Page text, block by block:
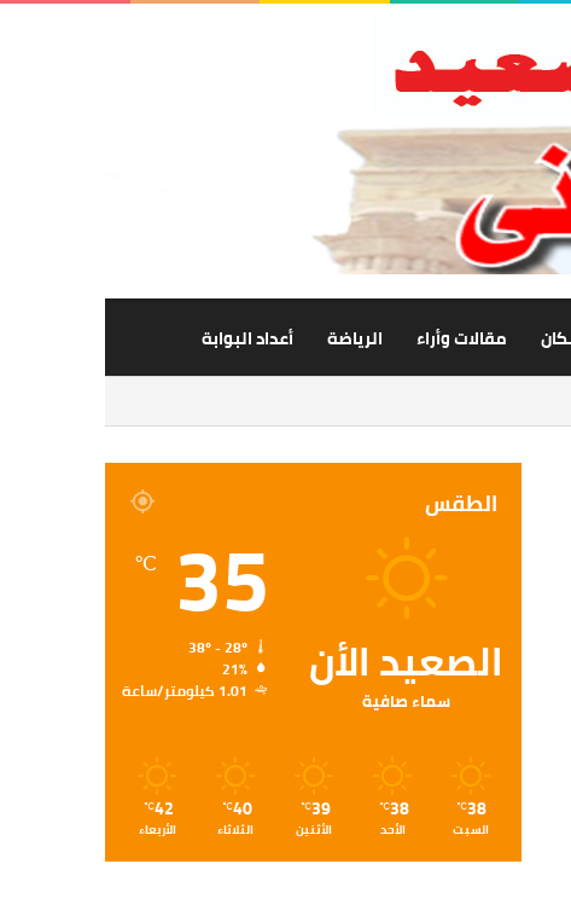
مقالات وأراء الرياضة أعداد البوابة
الطقس
الصعيد الأن
سماء صافية
35
℃
21%
1.01 كيلومتر/ساعة
38
℃
السبت
38
℃
الأحد
39
℃
الأثنين
40
℃
الثلاثاء
42
℃
الأربعاء